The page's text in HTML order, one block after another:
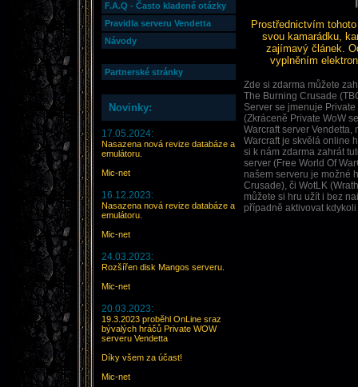
F.A.Q - Často kladené otázky
Pravidla serveru Vendetta
Návody
Partnerské stránky
Novinky:
17.05.2024:
Nasazena nová revize databáze a
emulátoru.
Mic-net
16.12.2023:
Nasazena nová revize databáze a
emulátoru.
Mic-net
24.03.2023:
Rozšířen disk Mangos serveru.
Mic-net
20.03.2023:
19.3.2023 proběhl OnLine sraz
bývalých hráčů Private WOW
serveru Vendetta
Díky všem za účast!
Mic-net
Prostřednictvím
svou kamarádku,
zajímavý článek.
vyplněním
Zde si zdarma můžete
The Burning Crusade
Server se jmenuje
(Zkráceně Private WoW
Warcraft server Vendetta,
Warcraft je skvělá online
si k nám zdarma zahrát
server (Free World Of
našem serveru je možné
Crusade), či WotLK
můžete si hru užít i bez
případně aktivovat